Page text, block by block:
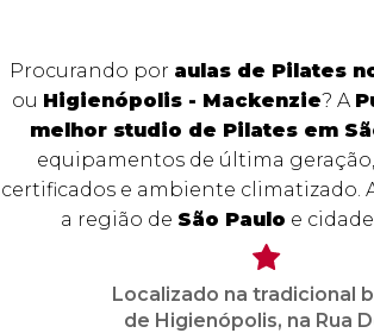
Procurando por aulas de Pilates
ou Higienópolis - Mackenzie? A
melhor studio de Pilates em
equipamentos de última
certificados e ambiente climatizado.
a região de São Paulo e
Localizado na tradicional
de Higienópolis, na Rua